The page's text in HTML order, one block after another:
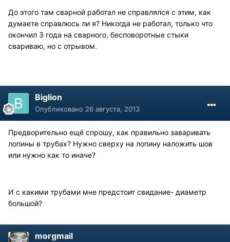
До этого там сварной работал не справлялся с этим, как
думаете справлюсь ли я? Никогда не работал, только что
окончил 3 года на сварного, бесповоротные стыки
свариваю, но с отрывом.
Biglion
Опубликовано 26 августа, 2013
Предворительно ещё спрошу, как правильно заваривать
лопины в трубах? Нужно сверху на лопину наложить шов
или нужно как то иначе?
И с какими трубами мне предстоит свидание- диаметр
большой?
morgmail